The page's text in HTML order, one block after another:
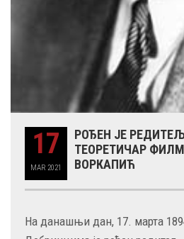
17
MAR 2021
РОЂЕН ЈЕ
ТЕОРЕТИЧАР
ВОРКАПИЋ
На данашњи дан, 17. марта